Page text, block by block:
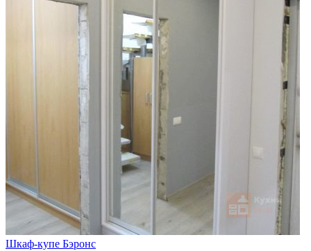
Шкаф-купе Бэронс